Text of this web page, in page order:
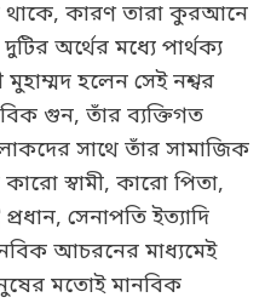
কারণ তারা কুরআনে
অর্থের মধ্যে পার্থক্য
মুহাম্মদ হলেন সেই নশ্বর
গুন, তাঁর ব্যক্তিগত
সাথে তাঁর সামাজিক
স্বামী, কারো পিতা,
সেনাপতি ইত্যাদি
আচরনের মাধ্যমেই
মতোই মানবিক